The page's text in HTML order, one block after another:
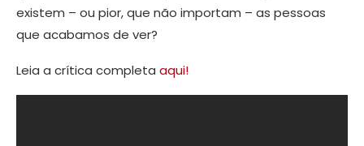
existem – ou pior, que não importam – as pessoas
que acabamos de ver?
Leia a crítica completa aqui!